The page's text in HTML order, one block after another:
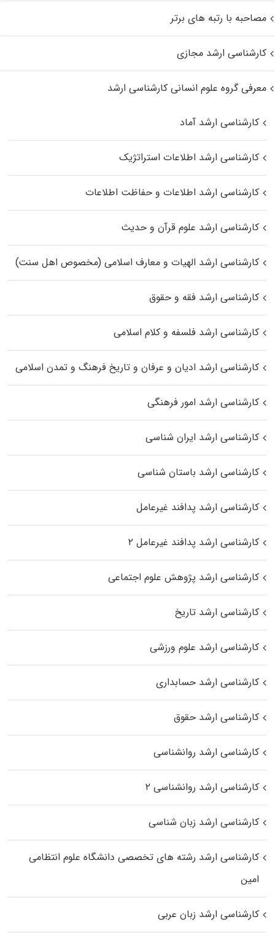
مصاحبه با رتبه های برتر
کارشناسی ارشد مجازی
معرفی گروه علوم انسانی کارشناسی ارشد
کارشناسی ارشد آماد
کارشناسی ارشد اطلاعات استراتژیک
کارشناسی ارشد اطلاعات و حفاظت اطلاعات
کارشناسی ارشد علوم قرآن و حدیث
کارشناسی ارشد الهیات و معارف اسلامی (مخصوص اهل سنت)
کارشناسی ارشد فقه و حقوق
کارشناسی ارشد فلسفه و کلام اسلامی
کارشناسی ارشد ادیان و عرفان و تاریخ فرهنگ و تمدن اسلامی
کارشناسی ارشد امور فرهنگی
کارشناسی ارشد ایران شناسی
کارشناسی ارشد باستان شناسی
کارشناسی ارشد پدافند غیرعامل
کارشناسی ارشد پدافند غیرعامل ۲
کارشناسی ارشد پژوهش علوم اجتماعی
کارشناسی ارشد تاریخ
کارشناسی ارشد علوم ورزشی
کارشناسی ارشد حسابداری
کارشناسی ارشد حقوق
کارشناسی ارشد روانشناسی
کارشناسی ارشد روانشناسی ۲
کارشناسی ارشد زبان شناسی
کارشناسی ارشد رﺷﺘﻪ ﻫﺎی تخصصی داﻧﺸﮕﺎه ﻋﻠﻮم انتظامی
اﻣﻴﻦ
کارشناسی ارشد زبان عربی